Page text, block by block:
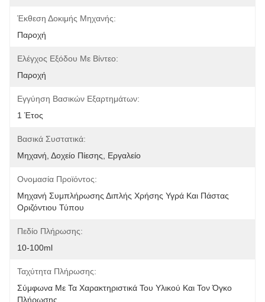
Έκθεση Δοκιμής Μηχανής:
Παροχή
Ελέγχος Εξόδου Με Βίντεο:
Παροχή
Εγγύηση Βασικών Εξαρτημάτων:
1 Έτος
Βασικά Συστατικά:
Μηχανή, Δοχείο Πίεσης, Εργαλείο
Ονομασία Προϊόντος:
Μηχανή Συμπλήρωσης Διπλής Χρήσης Υγρά Και Πάστας
Οριζόντιου Τύπου
Πεδίο Πλήρωσης:
10-100ml
Ταχύτητα Πλήρωσης:
Σύμφωνα Με Τα Χαρακτηριστικά Του Υλικού Και Τον Όγκο
Πλήρωσης